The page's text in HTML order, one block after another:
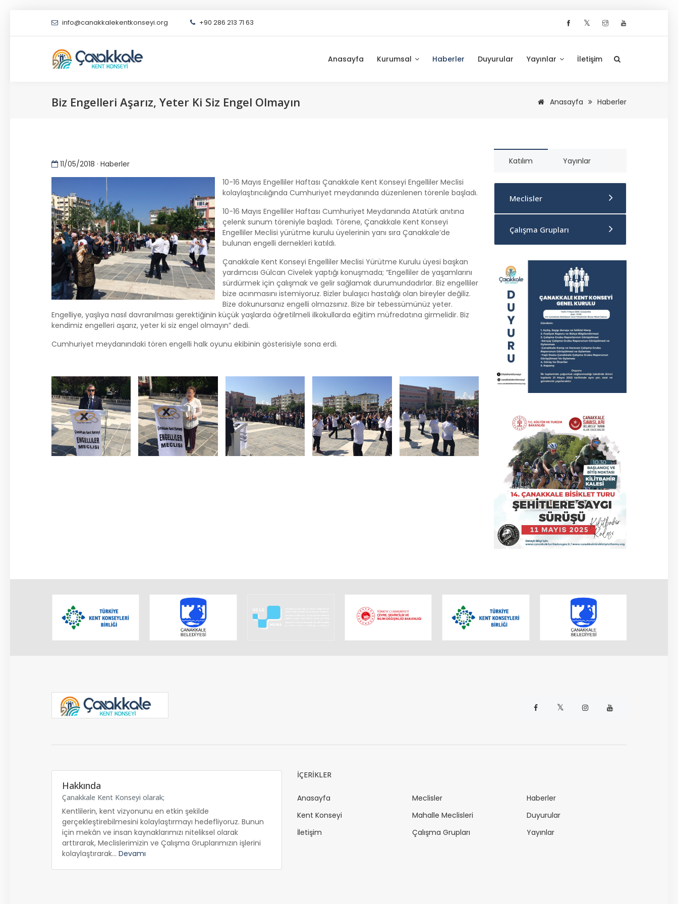
info@canakkalekentkonseyi.org +90 286 213 71 63 𝕏
Anasayfa Kurumsal Haberler Duyurular Yayınlar İletişim
Biz Engelleri Aşarız, Yeter Ki Siz Engel Olmayın Anasayfa Haberler
11/05/2018 · Haberler
10-16 Mayıs Engelliler Haftası Çanakkale Kent Konseyi Engelliler Meclisi
kolaylaştırıcılığında Cumhuriyet meydanında düzenlenen törenle başladı.
10-16 Mayıs Engelliler Haftası Cumhuriyet Meydanında Atatürk anıtına
çelenk sunum töreniyle başladı. Törene, Çanakkale Kent Konseyi
Engelliler Meclisi yürütme kurulu üyelerinin yanı sıra Çanakkale’de
bulunan engelli dernekleri katıldı.
Çanakkale Kent Konseyi Engelliler Meclisi Yürütme Kurulu üyesi başkan
yardımcısı Gülcan Civelek yaptığı konuşmada; “Engelliler de yaşamlarını
sürdürmek için çalışmak ve gelir sağlamak durumundadırlar. Biz engelliler
bize acınmasını istemiyoruz. Bizler bulaşıcı hastalığı olan bireyler değiliz.
Bize dokunursanız engelli olmazsınız. Bize bir tebessümünüz yeter.
Engelliye, yaşlıya nasıl davranılması gerektiğinin küçük yaşlarda öğretilmeli ilkokullarda eğitim müfredatına girmelidir. Biz
kendimiz engelleri aşarız, yeter ki siz engel olmayın” dedi.
Cumhuriyet meydanındaki tören engelli halk oyunu ekibinin gösterisiyle sona erdi.
Katılım Yayınlar
Meclisler
Çalışma Grupları
𝕏
Hakkında
Çanakkale Kent Konseyi olarak;
Kentlilerin, kent vizyonunu en etkin şekilde
gerçekleştirebilmesini kolaylaştırmayı hedefliyoruz. Bunun
için mekân ve insan kaynaklarımızı niteliksel olarak
arttırarak, Meclislerimizin ve Çalışma Gruplarımızın işlerini
kolaylaştırarak... Devamı
İÇERİKLER
Anasayfa
Kent Konseyi
İletişim
Meclisler
Mahalle Meclisleri
Çalışma Grupları
Haberler
Duyurular
Yayınlar